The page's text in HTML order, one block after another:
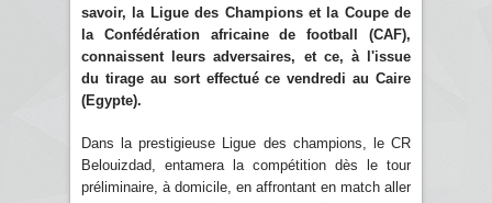
savoir, la Ligue des Champions et la Coupe de
la Confédération africaine de football (CAF),
connaissent leurs adversaires, et ce, à l'issue
du tirage au sort effectué ce vendredi au Caire
(Egypte).
Dans la prestigieuse Ligue des champions, le CR
Belouizdad, entamera la compétition dès le tour
préliminaire, à domicile, en affrontant en match aller